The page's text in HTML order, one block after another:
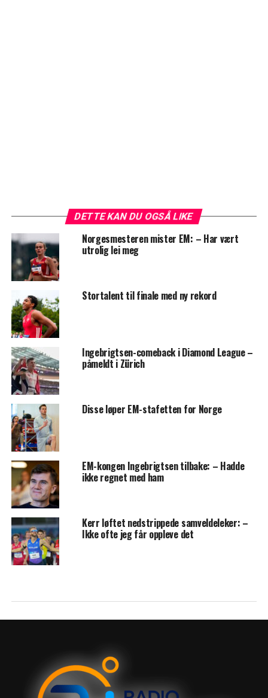
DETTE KAN DU OGSÅ LIKE
Norgesmesteren mister EM: – Har vært
utrolig lei meg
Stortalent til finale med ny rekord
Ingebrigtsen-comeback i Diamond League –
påmeldt i Zürich
Disse løper EM-stafetten for Norge
EM-kongen Ingebrigtsen tilbake: – Hadde
ikke regnet med ham
Kerr løftet nedstrippede samveldeleker: –
Ikke ofte jeg får oppleve det